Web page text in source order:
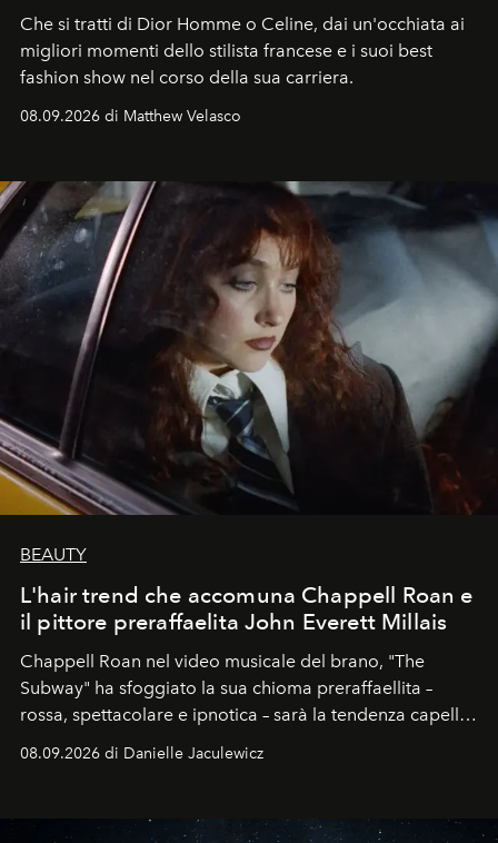
Che si tratti di Dior Homme o Celine, dai un'occhiata ai
migliori momenti dello stilista francese e i suoi best
fashion show nel corso della sua carriera.
08.09.2026 di Matthew Velasco
BEAUTY
L'hair trend che accomuna Chappell Roan e
il pittore preraffaelita John Everett Millais
Chappell Roan nel video musicale del brano, "The
Subway" ha sfoggiato la sua chioma preraffaellita –
rossa, spettacolare e ipnotica – sarà la tendenza capelli
dell'autunno?
08.09.2026 di Danielle Jaculewicz